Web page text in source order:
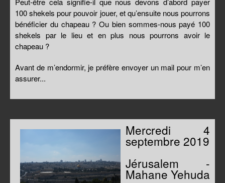
100 shekels pour pouvoir jouer, et qu’ensuite nous pourrons
bénéficier du chapeau ? Ou bien sommes-nous payé 100
shekels par le lieu et en plus nous pourrons avoir le
chapeau ?
Avant de m’endormir, je préfère envoyer un mail pour m’en
assurer...
Mercredi 4
septembre 2019
Jérusalem -
Mahane Yehuda